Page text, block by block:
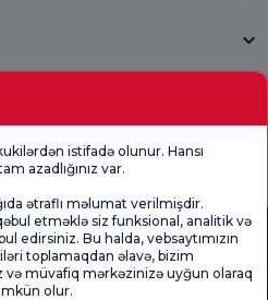
Promo
istifadə olunur. Hansı
azadlığınız var.
ətraflı məlumat verilmişdir.
etməklə siz funksional, analitik və
edirsiniz. Bu halda, vebsaytımızın
toplamaqdan əlavə, bizim
və müvafiq mərkəzinizə uyğun olaraq
olur.